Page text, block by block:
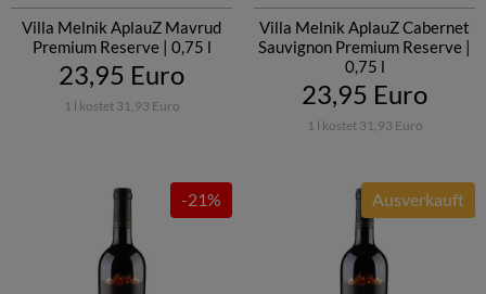
Villa Melnik AplauZ Mavrud
Premium Reserve | 0,75 l
23,95 Euro
1 l kostet 31,93 Euro
Villa Melnik AplauZ Cabernet
Sauvignon Premium Reserve |
0,75 l
23,95 Euro
1 l kostet 31,93 Euro
-21% Ausverkauft